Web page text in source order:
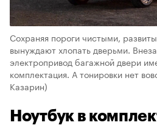
Сохраняя пороги чистыми,
вынуждают хлопать дверьми.
электропривод багажной двери
комплектация. А тонировки нет
Казарин)
Ноутбук в